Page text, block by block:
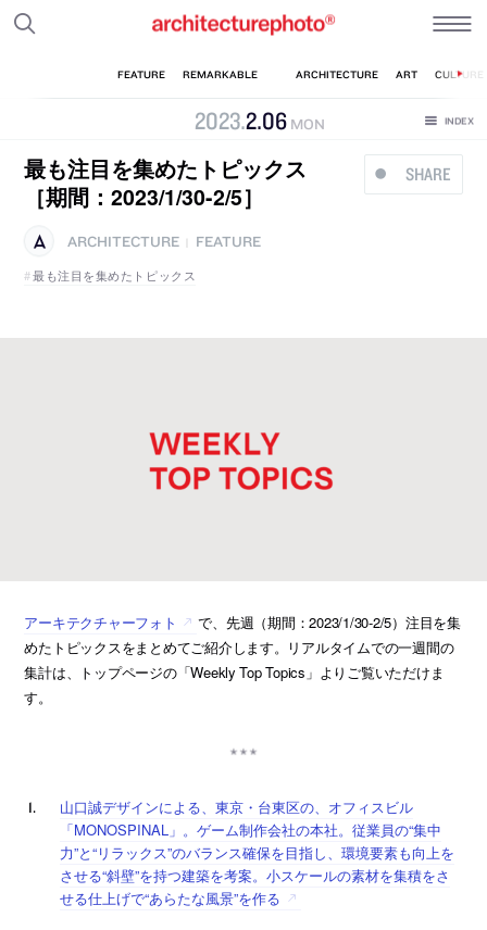
2023.2.06 MON
SHARE
最も注目を集めたトピックス
［期間：2023/1/30-2/5］
ARCHITECTURE
FEATURE
最も注目を集めたトピックス
アーキテクチャーフォト
で、先週（期間：2023/1/30-2/5）注目を集
めたトピックスをまとめてご紹介します。リアルタイムでの一週間の
集計は、トップページの「Weekly Top Topics」よりご覧いただけま
す。
山口誠デザインによる、東京・台東区の、オフィスビル
「MONOSPINAL」。ゲーム制作会社の本社。従業員の“集中
力”と“リラックス”のバランス確保を目指し、環境要素も向上を
させる“斜壁”を持つ建築を考案。小スケールの素材を集積をさ
せる仕上げで“あらたな風景”を作る